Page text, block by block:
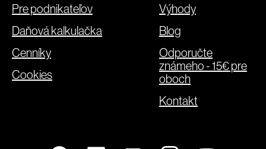
Pre podnikateľov
Daňová kalkulačka
Cenníky
Cookies
Výhody
Blog
Odporučte
známeho - 15€ pre
oboch
Kontakt